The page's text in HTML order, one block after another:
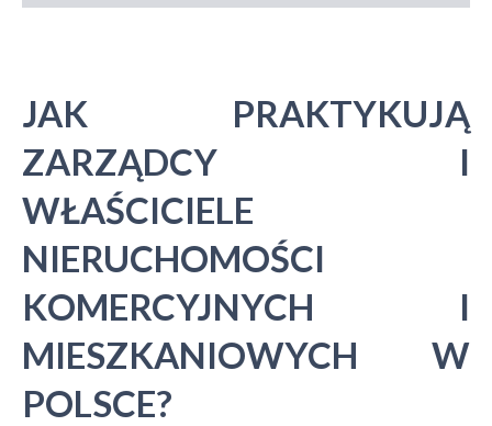
JAK PRAKTYKUJĄ
ZARZĄDCY I
WŁAŚCICIELE
NIERUCHOMOŚCI
KOMERCYJNYCH I
MIESZKANIOWYCH W
POLSCE?